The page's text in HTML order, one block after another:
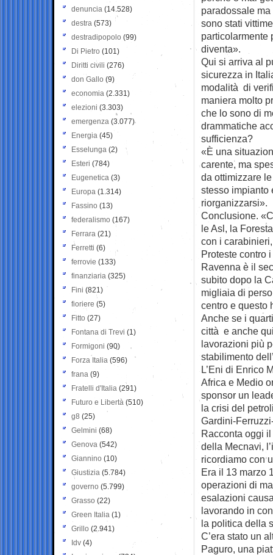
paradossale
sono stati
particolarmente
diventa».
Qui si arriva al
sicurezza in
modalità di
maniera molto
che lo sono di
drammatiche
sufficienza?
«È una
carente, ma
da ottimizzare
stesso impianto
riorganizzarsi».
Conclusione.
le Asl, la
con i
Proteste contro
Ravenna è il
subito dopo la
migliaia di
centro e questo
Anche se i
città e anche
lavorazioni più
stabilimento
L’Eni di Enrico
Africa e Medio
sponsor un
la crisi del
Gardini-
Racconta oggi
della Mecnavi,
ricordiamo con
Era il 13 marzo
operazioni di
esalazioni
lavorando in
la politica della
C’era stato un
Paguro, una
denuncia (14.528)
destra (573)
destradipopolo (99)
Di Pietro (101)
Diritti civili (276)
don Gallo (9)
economia (2.331)
elezioni (3.303)
emergenza (3.077)
Energia (45)
Esselunga (2)
Esteri (784)
Eugenetica (3)
Europa (1.314)
Fassino (13)
federalismo (167)
Ferrara (21)
Ferretti (6)
ferrovie (133)
finanziaria (325)
Fini (821)
fioriere (5)
Fitto (27)
Fontana di Trevi (1)
Formigoni (90)
Forza Italia (596)
frana (9)
Fratelli d'Italia (291)
Futuro e Libertà (510)
g8 (25)
Gelmini (68)
Genova (542)
Giannino (10)
Giustizia (5.784)
governo (5.799)
Grasso (22)
Green Italia (1)
Grillo (2.941)
Idv (4)